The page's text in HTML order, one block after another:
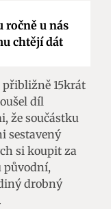
ročně u nás
chtějí dát
15krát
díl
že součástku
sestavený
si koupit za
původní,
drobný